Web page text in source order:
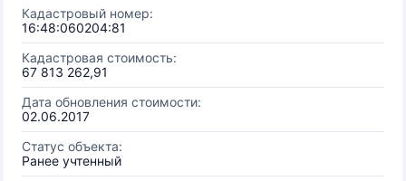
Кадастровый номер:
16:48:060204:81
Кадастровая стоимость:
67 813 262,91
Дата обновления стоимости:
02.06.2017
Статус объекта:
Ранее учтенный